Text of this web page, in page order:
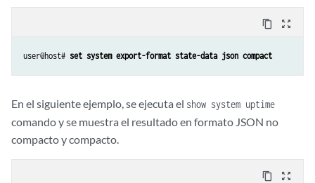
                }
                {
                ],
                {
                    "data" : "CMMAX10BRD"
                }
content_copy zoom_out_map
user@host# set system export-format state-data json compact
En el siguiente ejemplo, se ejecuta el show system uptime
comando y se muestra el resultado en formato JSON no
compacto y compacto.
content_copy zoom_out_map